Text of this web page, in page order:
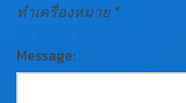
ทำเครื่องหมาย *
Message: